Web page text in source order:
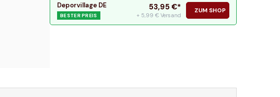
Deporvillage DE
BESTER PREIS
53,95 €*
+ 5,99 € Versand
ZUM SHOP